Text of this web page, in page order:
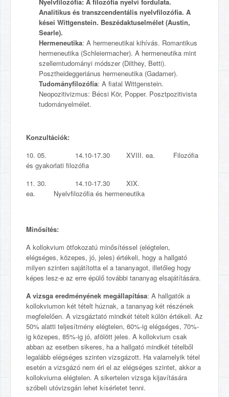
Analitikus és transzcendentális nyelvfilozófia. A
kései Wittgenstein. Beszédaktuselmélet (Austin,
Searle).
Hermeneutika: A hermeneutikai kihívás. Romantikus
hermeneutika (Schleiermacher). A hermeneutika mint
szellemtudományi módszer (Dilthey, Betti).
Posztheideggeriánus hermeneutika (Gadamer).
Tudományfilozófia: A fiatal Wittgenstein.
Neopozitivizmus: Bécsi Kör, Popper. Posztpozitivista
tudományelmélet.
Konzultációk:
10. 05. 14.10-17.30 XVIII. ea. Filozófia
és gyakorlati filozófia
11. 30. 14.10-17.30 XIX.
ea. Nyelvfilozófia és hermeneutika
Minősítés:
A kollokvium ötfokozatú minősítéssel (elégtelen,
elégséges, közepes, jó, jeles) értékeli, hogy a hallgató
milyen szinten sajátította el a tananyagot, illetőleg hogy
képes lesz-e az erre épülő további tananyag elsajátítására.
A vizsga eredményének megállapítása: A hallgatók a
kollokviumon két tételt húznak, a tananyag két részének
megfelelően. A vizsgáztató mindkét tételt külön értékeli. Az
50% alatti teljesítmény elégtelen, 60%-ig elégséges, 70%-
ig közepes, 85%-ig jó, afölött jeles. A kollokvium csak
abban az esetben sikeres, ha a hallgató mindkét tételből
legalább elégséges szinten vizsgázott. Ha valamelyik tétel
esetén a vizsgázó nem éri el az elégséges szintet, akkor a
kollokviuma elégtelen. A sikertelen vizsga kijavítására
szóbeli utóvizsgán lehet kísérletet tenni.